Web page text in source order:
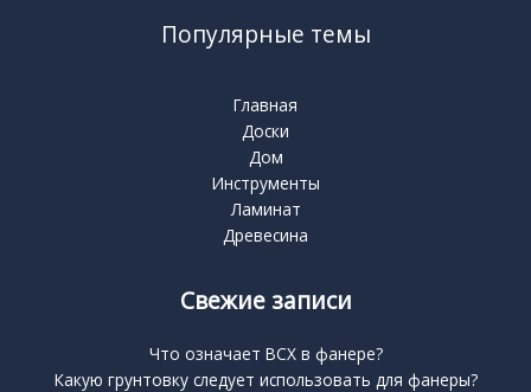
Популярные темы
Главная
Доски
Дом
Инструменты
Ламинат
Древесина
Свежие записи
Что означает BCX в фанере?
Какую грунтовку следует использовать для фанеры?